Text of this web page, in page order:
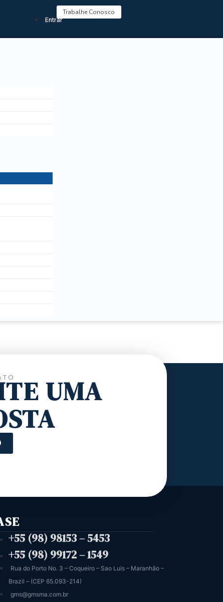
Entrar
Trabalhe Conosco
UMA
+55 (98) 98153 – 5453
+55 (98) 99172 – 1549
Rua do Porto No. 3 – Coqueiro – Sao Luis – Maranhão –
Brazil – (CEP 65.093-214)
gms@gmsma.com.br